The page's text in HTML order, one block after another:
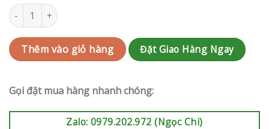
Điện hoa Quận Bình Chánh | QC-HCVKKT01 số lượng
Thêm vào giỏ hàng Đặt Giao Hàng Ngay
Gọi đặt mua hàng nhanh chóng:
Zalo: 0979.202.972 (Ngọc Chi)